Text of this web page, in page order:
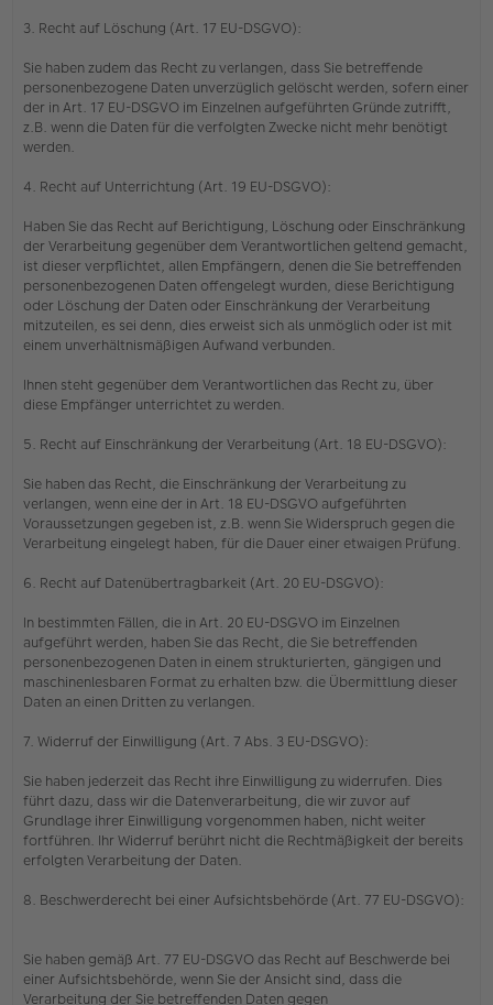
3. Recht auf Löschung (Art. 17 EU-DSGVO):
Sie haben zudem das Recht zu verlangen, dass Sie betreffende
personenbezogene Daten unverzüglich gelöscht werden, sofern einer
der in Art. 17 EU-DSGVO im Einzelnen aufgeführten Gründe zutrifft,
z.B. wenn die Daten für die verfolgten Zwecke nicht mehr benötigt
werden.
4. Recht auf Unterrichtung (Art. 19 EU-DSGVO):
Haben Sie das Recht auf Berichtigung, Löschung oder Einschränkung
der Verarbeitung gegenüber dem Verantwortlichen geltend gemacht,
ist dieser verpflichtet, allen Empfängern, denen die Sie betreffenden
personenbezogenen Daten offengelegt wurden, diese Berichtigung
oder Löschung der Daten oder Einschränkung der Verarbeitung
mitzuteilen, es sei denn, dies erweist sich als unmöglich oder ist mit
einem unverhältnismäßigen Aufwand verbunden.
Ihnen steht gegenüber dem Verantwortlichen das Recht zu, über
diese Empfänger unterrichtet zu werden.
5. Recht auf Einschränkung der Verarbeitung (Art. 18 EU-DSGVO):
Sie haben das Recht, die Einschränkung der Verarbeitung zu
verlangen, wenn eine der in Art. 18 EU-DSGVO aufgeführten
Voraussetzungen gegeben ist, z.B. wenn Sie Widerspruch gegen die
Verarbeitung eingelegt haben, für die Dauer einer etwaigen Prüfung.
6. Recht auf Datenübertragbarkeit (Art. 20 EU-DSGVO):
In bestimmten Fällen, die in Art. 20 EU-DSGVO im Einzelnen
aufgeführt werden, haben Sie das Recht, die Sie betreffenden
personenbezogenen Daten in einem strukturierten, gängigen und
maschinenlesbaren Format zu erhalten bzw. die Übermittlung dieser
Daten an einen Dritten zu verlangen.
7. Widerruf der Einwilligung (Art. 7 Abs. 3 EU-DSGVO):
Sie haben jederzeit das Recht ihre Einwilligung zu widerrufen. Dies
führt dazu, dass wir die Datenverarbeitung, die wir zuvor auf
Grundlage ihrer Einwilligung vorgenommen haben, nicht weiter
fortführen. Ihr Widerruf berührt nicht die Rechtmäßigkeit der bereits
erfolgten Verarbeitung der Daten.
8. Beschwerderecht bei einer Aufsichtsbehörde (Art. 77 EU-DSGVO):
Sie haben gemäß Art. 77 EU-DSGVO das Recht auf Beschwerde bei
einer Aufsichtsbehörde, wenn Sie der Ansicht sind, dass die
Verarbeitung der Sie betreffenden Daten gegen